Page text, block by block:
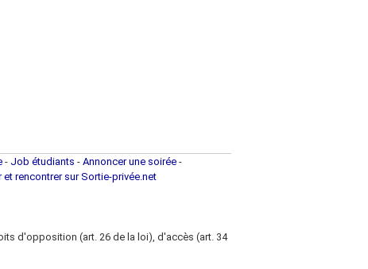
- Job étudiants - Annoncer une soirée -
et rencontrer sur Sortie-privée.net
d'opposition (art. 26 de la loi), d'accès (art. 34